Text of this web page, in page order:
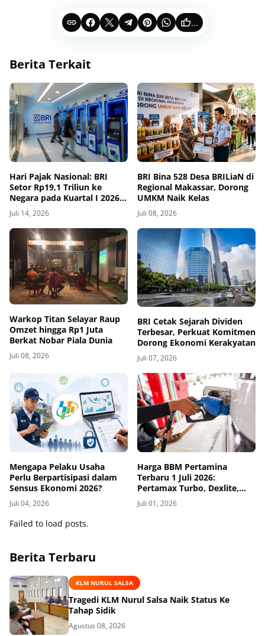
...
Berita Terkait
Hari Pajak Nasional: BRI
Setor Rp19,1 Triliun ke
Negara pada Kuartal I 2026,
Perkuat Kontribusi bagi
Pembangunan
Juli 14, 2026
BRI Bina 528 Desa BRILiaN di
Regional Makassar, Dorong
UMKM Naik Kelas
Juli 08, 2026
‎Warkop Titan Selayar Raup
Omzet hingga Rp1 Juta
Berkat Nobar Piala Dunia
Juli 08, 2026
BRI Cetak Sejarah Dividen
Terbesar, Perkuat Komitmen
Dorong Ekonomi Kerakyatan
Juli 07, 2026
Mengapa Pelaku Usaha
Perlu Berpartisipasi dalam
Sensus Ekonomi 2026?
Juli 04, 2026
Harga BBM Pertamina
Terbaru 1 Juli 2026:
Pertamax Turbo, Dexlite,
dan Pertamina Dex Turun
Juli 01, 2026
Failed to load posts.
Berita Terbaru
KLM NURUL SALSA
Tragedi KLM Nurul Salsa Naik Status Ke
Tahap Sidik
Agustus 08, 2026